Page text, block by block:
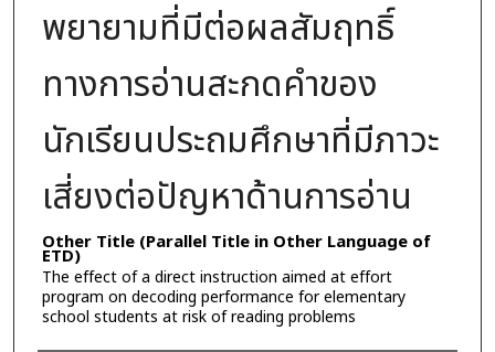
พยายามที่มีต่อผลสัมฤทธิ์
ทางการอ่านสะกดคำของ
นักเรียนประถมศึกษาที่มีภาวะ
เสี่ยงต่อปัญหาด้านการอ่าน
Other Title (Parallel Title in Other Language of
ETD)
The effect of a direct instruction aimed at effort
program on decoding performance for elementary
school students at risk of reading problems